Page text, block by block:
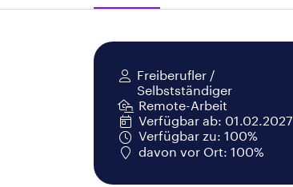
Freiberufler /
Selbstständiger
Remote-Arbeit
Verfügbar ab: 01.02.2027
Verfügbar zu: 100%
davon vor Ort: 100%